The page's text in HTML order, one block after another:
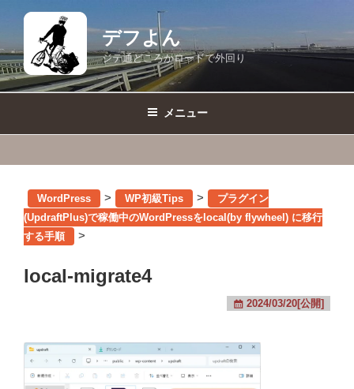
テ
ン
ツ
デフよん
ジテ通どころかロードで外回り
メニュー
WordPress > WP初級Tips >
プラグイン
(UpdraftPlus)で稼働中のWordPressをlocal(by flywheel) に移行
する手順
>
local-migrate4
2024/03/20[公開]